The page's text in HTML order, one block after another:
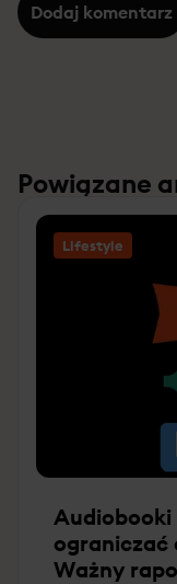
Dodaj komentarz
Powiązane
Lifestyle
Audiobooki
ograniczać
Ważny